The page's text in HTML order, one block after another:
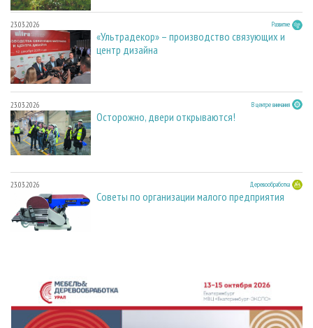
23.03.2026 Развитие
«Ультрадекор» – производство связующих и
центр дизайна
23.03.2026 В центре внимания
Осторожно, двери открываются!
23.03.2026 Деревообработка
Советы по организации малого предприятия